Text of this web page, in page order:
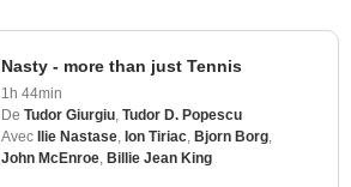
Nasty - more than just Tennis
1h 44min
De Tudor Giurgiu Tudor D. Popescu
Avec Ilie Nastase Ion Tiriac Bjorn Borg
John McEnroe Billie Jean King